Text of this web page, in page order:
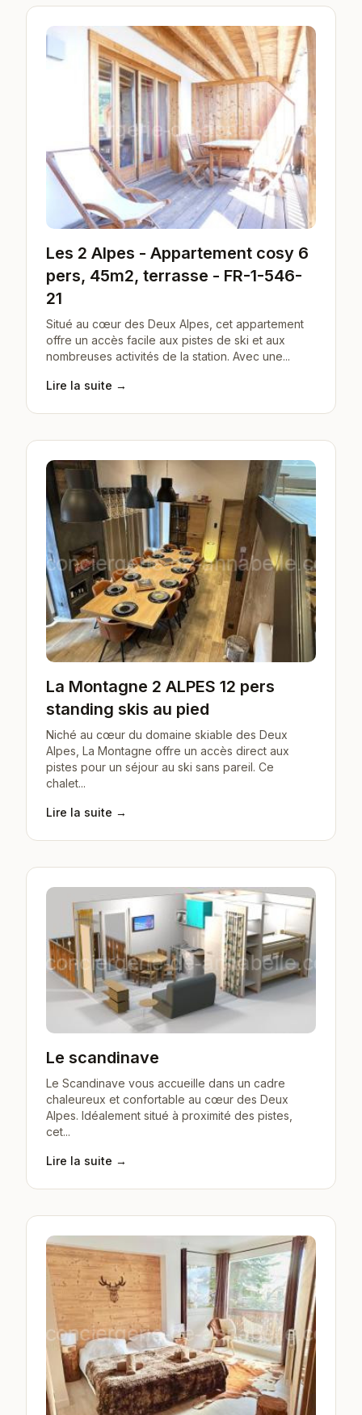
Les 2 Alpes - Appartement cosy 6
pers, 45m2, terrasse - FR-1-546-
21
Situé au cœur des Deux Alpes, cet appartement
offre un accès facile aux pistes de ski et aux
nombreuses activités de la station. Avec une...
Lire la suite →
La Montagne 2 ALPES 12 pers
standing skis au pied
Niché au cœur du domaine skiable des Deux
Alpes, La Montagne offre un accès direct aux
pistes pour un séjour au ski sans pareil. Ce
chalet...
Lire la suite →
Le scandinave
Le Scandinave vous accueille dans un cadre
chaleureux et confortable au cœur des Deux
Alpes. Idéalement situé à proximité des pistes,
cet...
Lire la suite →